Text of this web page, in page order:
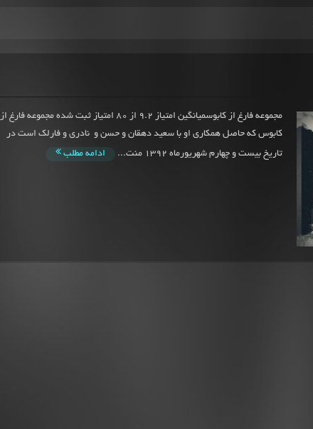
مجموعه فارغ از کابوسمیانگین امتیاز 9.2 از 80 امتیاز ثبت شده مجموعه فارغ از
کابوس که حاصل همکاری او با سعید دهقان و حسن و نادری و فارلک است در
تاریخ بیست و چهارم شهریورماه 1392 منت... ادامه مطلب